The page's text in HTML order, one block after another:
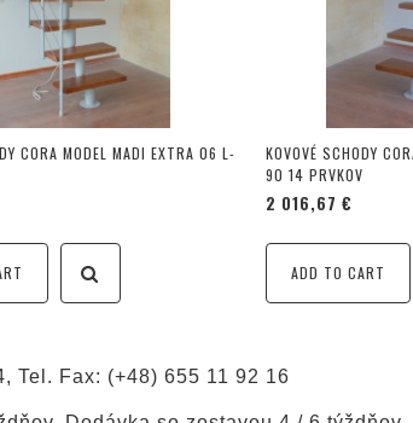
CORA MODEL MADI EXTRA 06 L-
KOVOVÉ SCHODY
90 14 PRVKOV
2 016,67 €
ADD TO CART
Tel. Fax: (+48) 655 11 92 16